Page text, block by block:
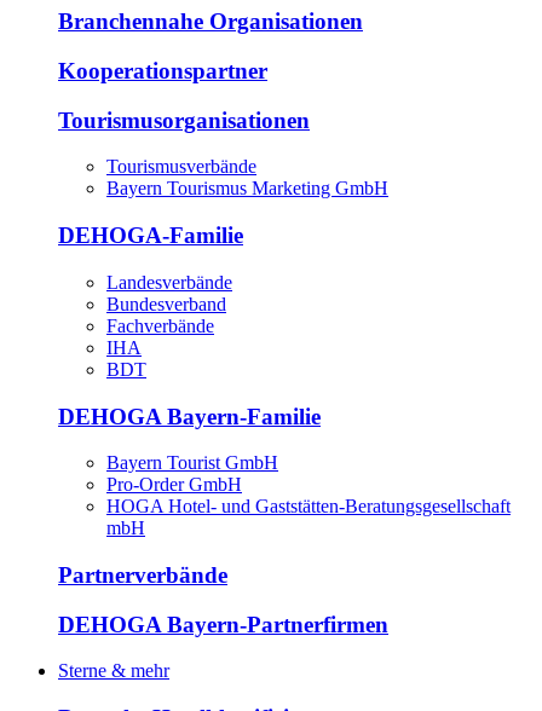
Branchennahe Organisationen
Kooperationspartner
Tourismusorganisationen
Tourismusverbände
Bayern Tourismus Marketing GmbH
DEHOGA-Familie
Landesverbände
Bundesverband
Fachverbände
IHA
BDT
DEHOGA Bayern-Familie
Bayern Tourist GmbH
Pro-Order GmbH
HOGA Hotel- und Gaststätten-Beratungsgesellschaft
mbH
Partnerverbände
DEHOGA Bayern-Partnerfirmen
Sterne & mehr